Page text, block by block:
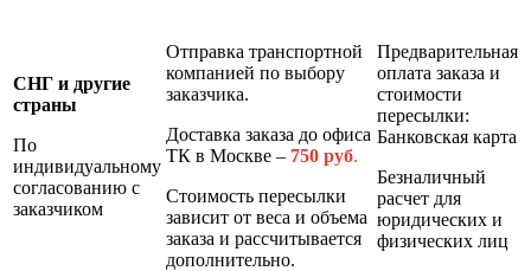
СНГ и другие
страны
По
индивидуальному
согласованию с
заказчиком
Отправка транспортной
компанией по выбору
заказчика.
Доставка заказа до офиса
ТК в Москве – 750 руб.
Стоимость пересылки
зависит от веса и объема
заказа и рассчитывается
дополнительно.
Предварительная
оплата заказа и
стоимости
пересылки:
Банковская карта
Безналичный
расчет для
юридических и
физических лиц